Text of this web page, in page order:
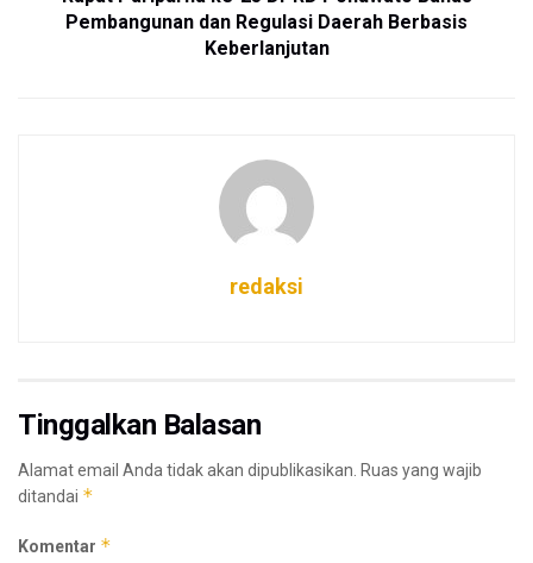
Pembangunan dan Regulasi Daerah Berbasis
Keberlanjutan
redaksi
Tinggalkan Balasan
Alamat email Anda tidak akan dipublikasikan. Ruas yang wajib
ditandai *
Komentar *